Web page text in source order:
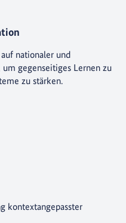
nationaler und
gegenseitiges Lernen zu
zu stärken.
kontextangepasster